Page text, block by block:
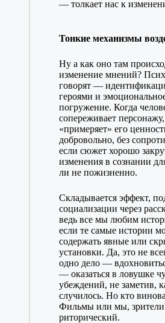
— толкает нас к
Тонкие механизмы
Ну а как оно там
изменение мнений?
говорят —
героями и
погружение. Когда
сопереживает
«примеряет» его
добровольно, без
если сюжет хорошо
изменения в сознании
ли не пожизненно.
Складывается эффект,
социализации через
ведь все мы любим
если те самые истории
содержать явные или
установки. Да, это не
одно дело —
— оказаться в ловушке
убеждений, не заметив,
случилось. Но кто
Фильмы или мы,
риторический.